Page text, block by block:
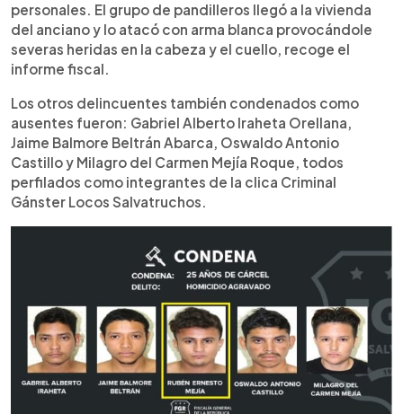
personales. El grupo de pandilleros llegó a la vivienda
del anciano y lo atacó con arma blanca provocándole
severas heridas en la cabeza y el cuello, recoge el
informe fiscal.
Los otros delincuentes también condenados como
ausentes fueron: Gabriel Alberto Iraheta Orellana,
Jaime Balmore Beltrán Abarca, Oswaldo Antonio
Castillo y Milagro del Carmen Mejía Roque, todos
perfilados como integrantes de la clica Criminal
Gánster Locos Salvatruchos.